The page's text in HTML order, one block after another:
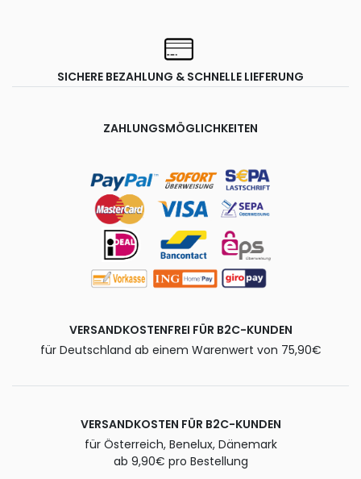
SICHERE BEZAHLUNG & SCHNELLE LIEFERUNG
ZAHLUNGSMÖGLICHKEITEN
VERSANDKOSTENFREI FÜR B2C-KUNDEN
für Deutschland ab einem Warenwert von 75,90€
VERSANDKOSTEN FÜR B2C-KUNDEN
für Österreich, Benelux, Dänemark
ab 9,90€ pro Bestellung